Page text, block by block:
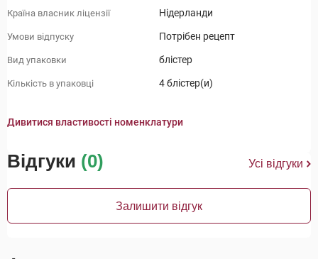
Країна власник ліцензії Нідерланди
Умови відпуску Потрібен рецепт
Вид упаковки блістер
Кількість в упаковці 4 блістер(и)
Дивитися властивості номенклатури
Відгуки (0) Усі відгуки
Залишити відгук